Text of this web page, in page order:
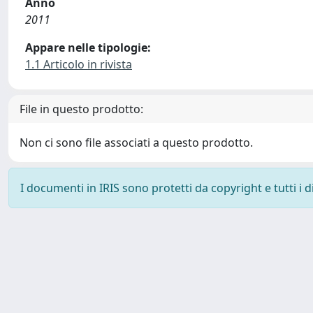
2011
Appare nelle tipologie:
1.1 Articolo in rivista
File in questo prodotto:
Non ci sono file associati a questo prodotto.
I documenti in IRIS sono protetti da copyright e tutti i